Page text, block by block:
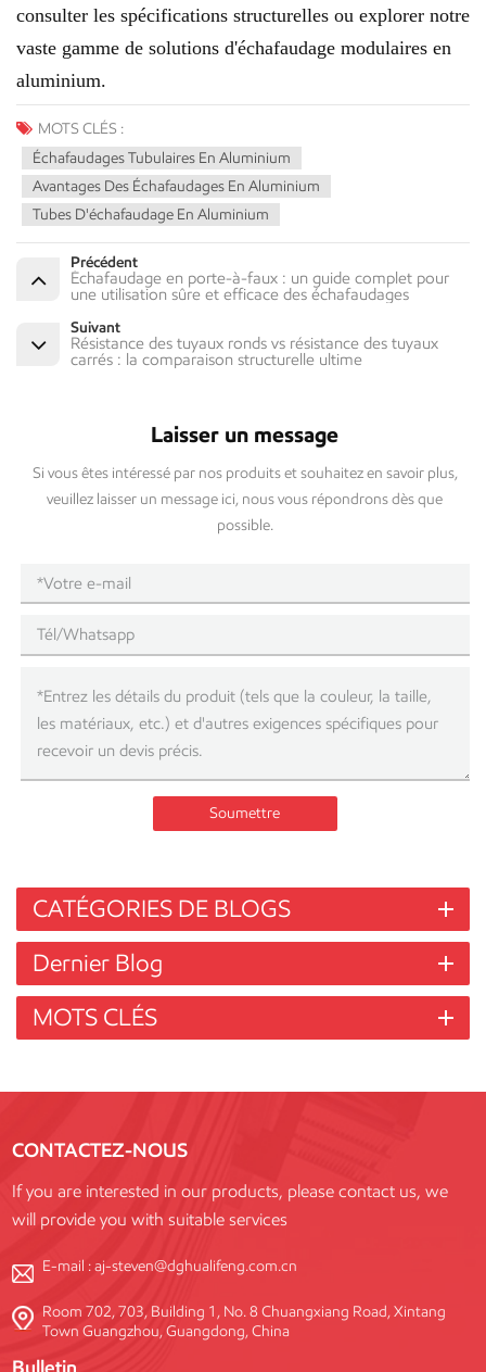
consulter les spécifications structurelles ou explorer notre
vaste gamme de solutions d'échafaudage modulaires en
aluminium.
MOTS CLÉS :
Échafaudages Tubulaires En Aluminium
Avantages Des Échafaudages En Aluminium
Tubes D'échafaudage En Aluminium
Précédent
Échafaudage en porte-à-faux : un guide complet pour
une utilisation sûre et efficace des échafaudages
Suivant
Résistance des tuyaux ronds vs résistance des tuyaux
carrés : la comparaison structurelle ultime
Laisser un message
Si vous êtes intéressé par nos produits et souhaitez en savoir plus,
veuillez laisser un message ici, nous vous répondrons dès que
possible.
Soumettre
CATÉGORIES DE BLOGS
Dernier Blog
MOTS CLÉS
CONTACTEZ-NOUS
If you are interested in our products, please contact us, we
will provide you with suitable services
E-mail :aj-steven@dghualifeng.com.cn
Room 702, 703, Building 1, No. 8 Chuangxiang Road, Xintang
Town Guangzhou, Guangdong, China